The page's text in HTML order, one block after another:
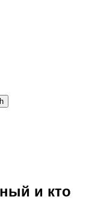
и кто